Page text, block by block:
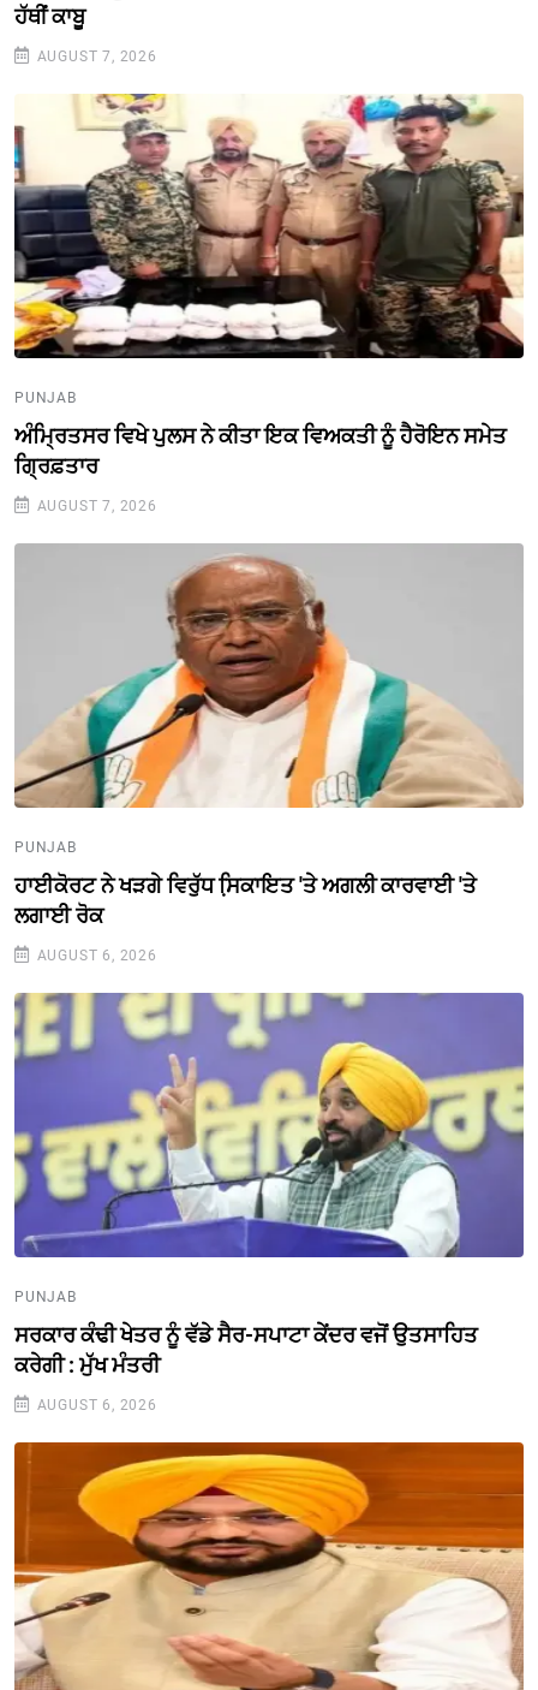
ਹੱਥੀਂ ਕਾਬੂ
AUGUST 7, 2026
PUNJAB
ਅੰਮ੍ਰਿਤਸਰ ਵਿਖੇ ਪੁਲਸ ਨੇ ਕੀਤਾ ਇਕ ਵਿਅਕਤੀ ਨੂੰ ਹੈਰੋਇਨ ਸਮੇਤ
ਗ੍ਰਿਫ਼ਤਾਰ
AUGUST 7, 2026
PUNJAB
ਹਾਈਕੋਰਟ ਨੇ ਖੜਗੇ ਵਿਰੁੱਧ ਸਿ਼ਕਾਇਤ 'ਤੇ ਅਗਲੀ ਕਾਰਵਾਈ 'ਤੇ
ਲਗਾਈ ਰੋਕ
AUGUST 6, 2026
PUNJAB
ਸਰਕਾਰ ਕੰਢੀ ਖੇਤਰ ਨੂੰ ਵੱਡੇ ਸੈਰ-ਸਪਾਟਾ ਕੇਂਦਰ ਵਜੋਂ ਉਤਸਾਹਿਤ
ਕਰੇਗੀ : ਮੁੱਖ ਮੰਤਰੀ
AUGUST 6, 2026